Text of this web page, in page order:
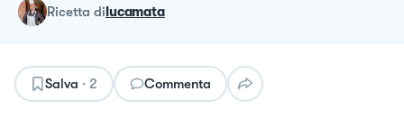
ricetta dilucamata
Salva · 2 Commenta